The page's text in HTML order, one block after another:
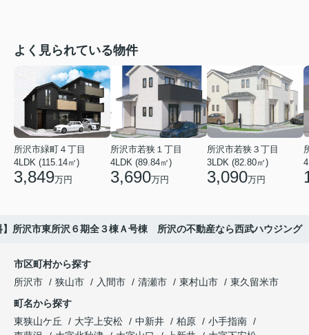
よく見られている物件
所沢市緑町４丁目
4LDK (115.14㎡)
3,849万円
所沢市若狭１丁目
4LDK (89.84㎡)
3,690万円
所沢市若狭３丁目
3LDK (82.80㎡)
3,090万円
】所沢市東所沢６期全３棟Ａ号棟 所沢の不動産なら西武ハウジング
市区町村から探す
所沢市
狭山市 入間市 清瀬市 東村山市
東久留米市
町名から探す
東狭山ケ丘
大字上安松 中新井 柏原
小手指南